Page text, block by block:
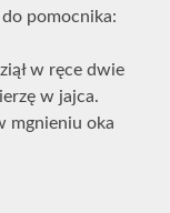
pomocnika:
w ręce dwie
w jajca.
mgnieniu oka